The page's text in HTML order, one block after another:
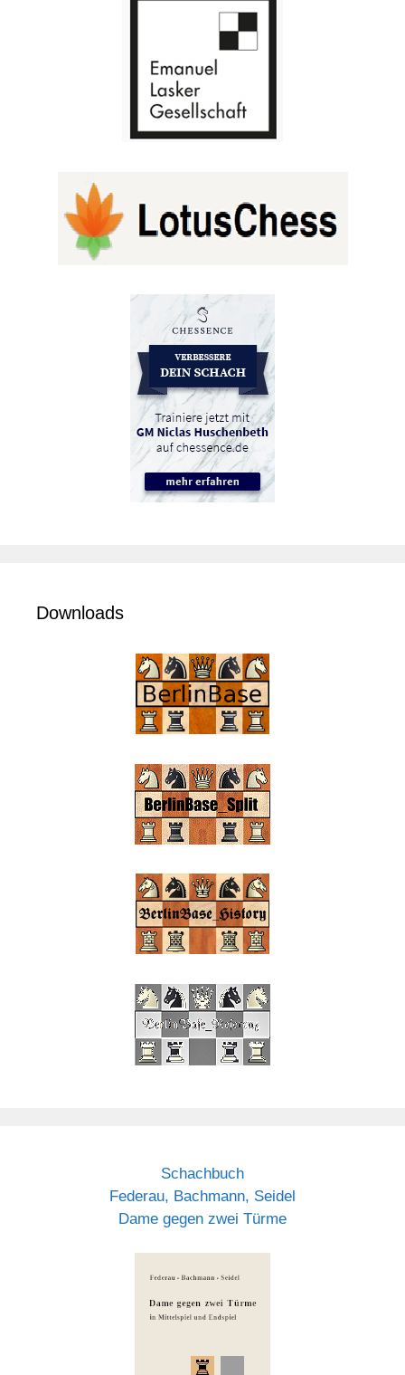
Downloads
Schachbuch
Federau, Bachmann, Seidel
Dame gegen zwei Türme